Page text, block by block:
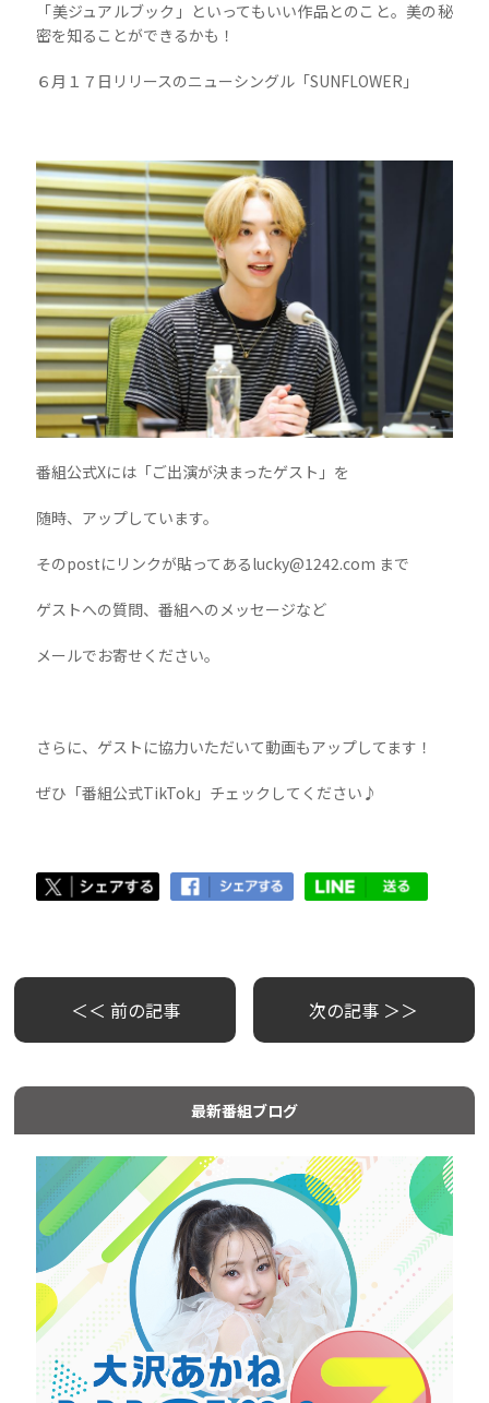
「美ジュアルブック」といってもいい作品とのこと。美の秘
密を知ることができるかも！
６月１７日リリースのニューシングル「SUNFLOWER」
番組公式Xには「ご出演が決まったゲスト」を
随時、アップしています。
そのpostにリンクが貼ってあるlucky@1242.com まで
ゲストへの質問、番組へのメッセージなど
メールでお寄せください。
さらに、ゲストに協力いただいて動画もアップしてます！
ぜひ「番組公式TikTok」チェックしてください♪
＜＜ 前の記事 次の記事 ＞＞
最新番組ブログ